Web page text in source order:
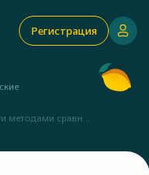
Регистрация
методами сравн...